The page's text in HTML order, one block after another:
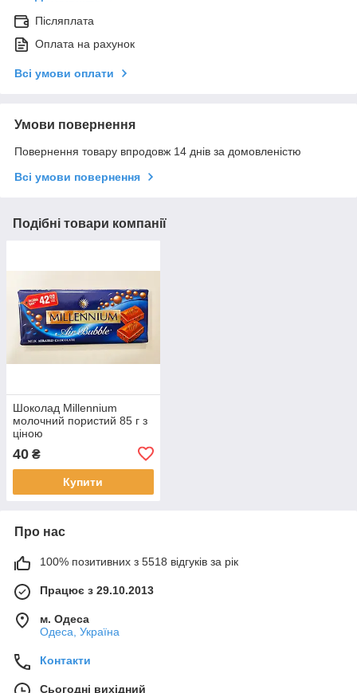
Післяплата
Оплата на рахунок
Всі умови оплати
Умови повернення
Повернення товару впродовж 14 днів за домовленістю
Всі умови повернення
Подібні товари компанії
Шоколад Millennium
молочний пористий 85 г з
ціною
40 ₴
Купити
Про нас
100% позитивних з 5518 відгуків за рік
Працює з 29.10.2013
м. Одеса
Одеса, Україна
Контакти
Сьогодні вихідний